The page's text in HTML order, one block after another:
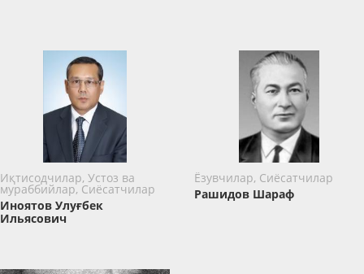
Иқтисодчилар, Устоз ва
мураббийлар, Сиёсатчилар
Иноятов Улуғбек
Ильясович
Ёзувчилар, Сиёсатчилар
Рашидов Шараф